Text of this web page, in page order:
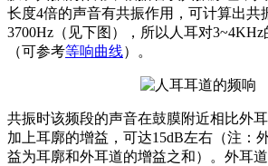
长度4倍的声音有共振作用，可计算出共
3700Hz（见下图），所以人耳对
（可参考等响曲线）。
共振时该频段的声音在鼓膜附近相比外
加上耳廓的增益，可达15dB左右（注：
益为耳廓和外耳道的增益之和）。外耳